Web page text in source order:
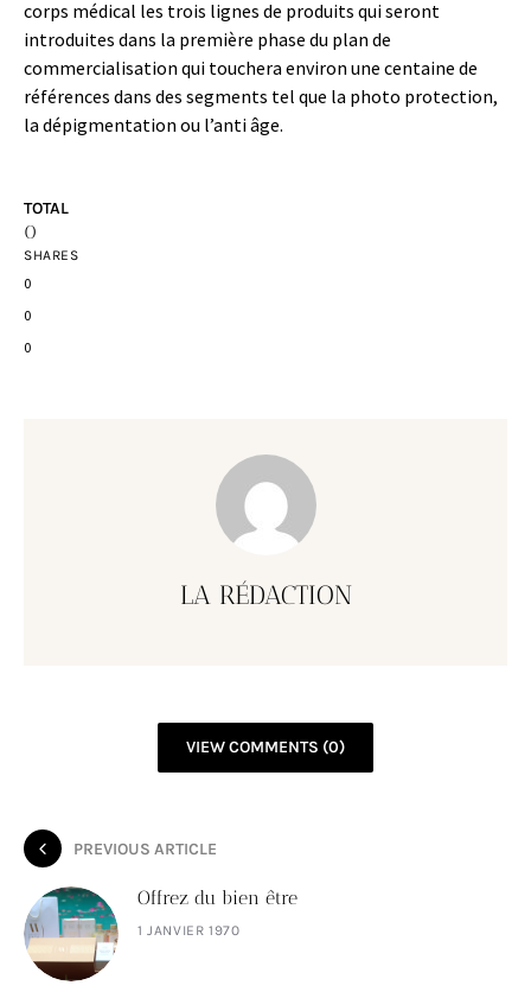
corps médical les trois lignes de produits qui seront
introduites dans la première phase du plan de
commercialisation qui touchera environ une centaine de
références dans des segments tel que la photo protection,
la dépigmentation ou l’anti âge.
TOTAL
0
SHARES
0
0
0
LA RÉDACTION
VIEW COMMENTS (0)
PREVIOUS ARTICLE
Offrez du bien être
1 JANVIER 1970